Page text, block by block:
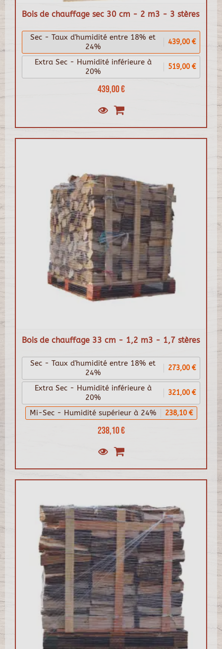
Bois de chauffage sec 30 cm - 2 m3 - 3 stères
439,00 €
Sec - Taux d'humidité entre 18% et
24%
439,00 €
Extra Sec - Humidité inférieure à
20%
519,00 €
Bois de chauffage 33 cm - 1,2 m3 - 1,7 stères
238,10 €
Sec - Taux d'humidité entre 18% et
24%
273,00 €
Extra Sec - Humidité inférieure à
20%
321,00 €
Mi-Sec - Humidité supérieur à 24% 238,10 €